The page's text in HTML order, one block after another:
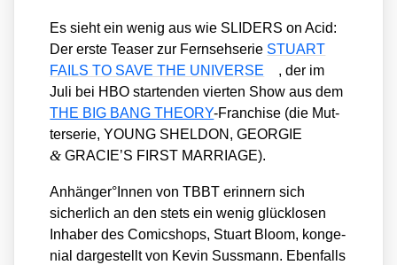
Es sieht ein wenig aus wie SLIDERS on Acid:
Der ers­te Teaser zur Fern­seh­se­rie STUART
FAILS TO SAVE THE UNIVERSE
, der im
Juli bei HBO star­ten­den vier­ten Show aus dem
THE BIG BANG THEORY-Fran­chise (die Mut­
ter­se­rie, YOUNG SHELDON, GEORGIE
& GRACIE’S FIRST MARRIAGE).
Anhänger°Innen von TBBT erin­nern sich
sicher­lich an den stets ein wenig glück­lo­sen
Inha­ber des Comic­shops, Stuart Bloom, kon­ge­
ni­al dar­ge­stellt von Kevin Suss­mann. Eben­falls